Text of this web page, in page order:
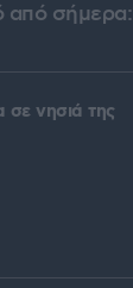
σε νησιά της